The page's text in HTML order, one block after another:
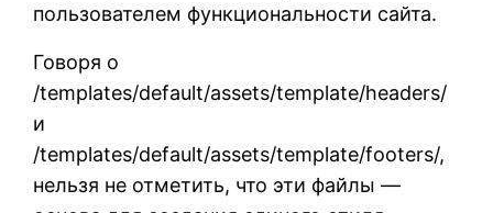
пользователем функциональности сайта.
Говоря о
/templates/default/assets/template/headers/
и
/templates/default/assets/template/footers/,
нельзя не отметить, что эти файлы —